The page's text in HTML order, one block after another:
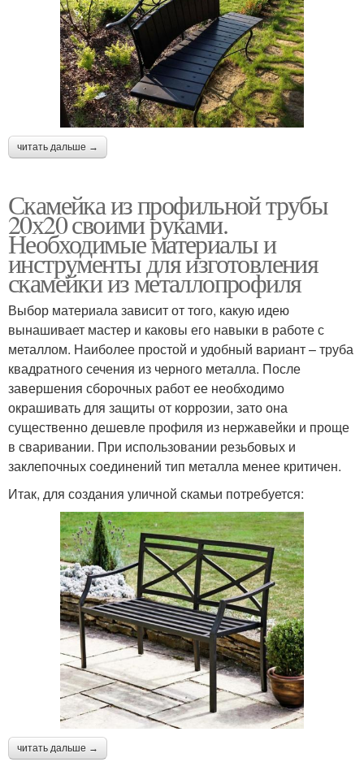
читать дальше →
Скамейка из профильной трубы
20х20 своими руками.
Необходимые материалы и
инструменты для изготовления
скамейки из металлопрофиля
Выбор материала зависит от того, какую идею
вынашивает мастер и каковы его навыки в работе с
металлом. Наиболее простой и удобный вариант – труба
квадратного сечения из черного металла. После
завершения сборочных работ ее необходимо
окрашивать для защиты от коррозии, зато она
существенно дешевле профиля из нержавейки и проще
в сваривании. При использовании резьбовых и
заклепочных соединений тип металла менее критичен.
Итак, для создания уличной скамьи потребуется:
читать дальше →